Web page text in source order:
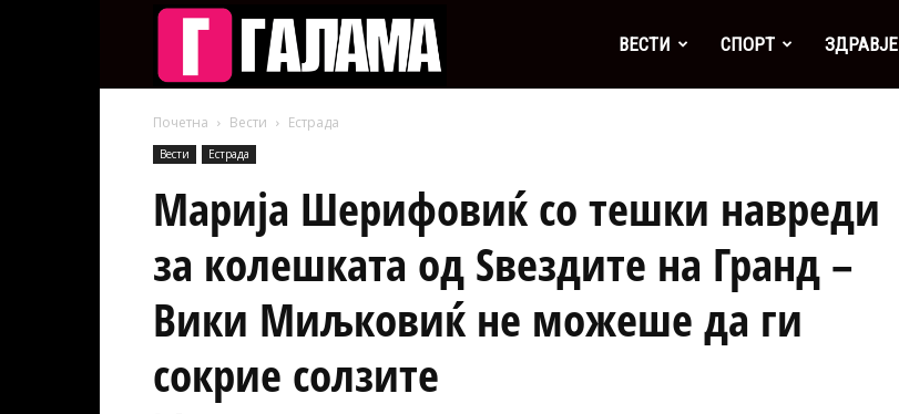
ВЕСТИ СПОРТ ЗДРАВЈЕ
Почетна Вести Естрада
Вести Естрада
Марија Шерифовиќ со тешки навреди
за колешката од Ѕвездите на Гранд –
Вики Миљковиќ не можеше да ги
сокрие солзите